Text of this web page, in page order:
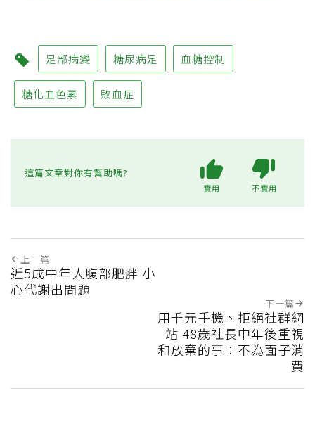
足部病變 糖尿病足 血糖控制
糖化血色素 敗血症
這篇文章對你有幫助嗎?
實用 不實用
上一篇
近5成中年人腹部肥胖 小
心代謝出問題
下一篇
用千元手機、拒絕社群網
站 48歲社長中年後重視
和放棄的事：不為面子消
費